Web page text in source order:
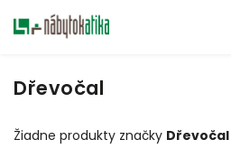
Dřevočal
Žiadne produkty značky Dřevočal